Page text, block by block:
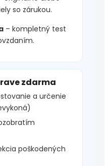
so zárukou.
– kompletný test
zdarma
a určenie
poškodených